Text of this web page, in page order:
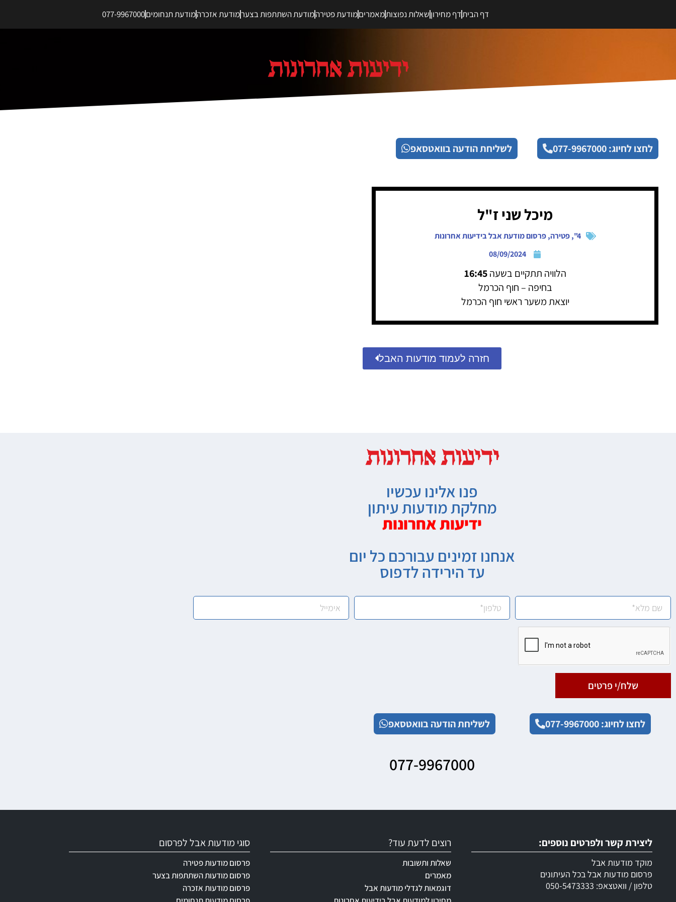
דף הביתדף מחירוןשאלות נפוצותמאמריםמודעת פטירהמודעת השתתפות בצערמודעת אזכרהמודעת תנחומים077-9967000
לחצו לחיוג: 077-9967000 לשליחת הודעה בוואטסאפ
מיכל שני ז"ל
4"
,פטירה,פרסום מודעת אבל בידיעות אחרונות
08/09/2024
הלוויה תתקיים בשעה16:45
בחיפה – חוף הכרמל
יוצאת משער ראשי חוף הכרמל
חזרה לעמוד מודעות האבל
פנו אלינו עכשיו
מחלקת מודעות עיתון
ידיעות אחרונות
אנחנו זמינים עבורכם כל יום
עד הירידה לדפוס
שלח/י פרטים
לחצו לחיוג: 077-9967000 לשליחת הודעה בוואטסאפ
077-9967000
ליצירת קשר ולפרטים נוספים:
מוקד מודעות אבל
פרסום מודעות אבל בכל העיתונים
טלפון / וואטצאפ: 050-5473333
רוצים לדעת עוד?
שאלות ותשובות
מאמרים
דוגמאות לגדלי מודעות אבל
סוגי מודעות אבל לפרסום
פרסום מודעות פטירה
פרסום מודעות השתתפות בצער
פרסום מודעות אזכרה